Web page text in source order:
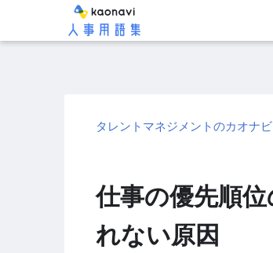
タレントマネジメントのカオナビ
仕事の優先順
れない原因